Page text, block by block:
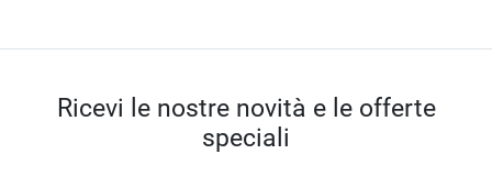
Ricevi le nostre novità e le offerte
speciali